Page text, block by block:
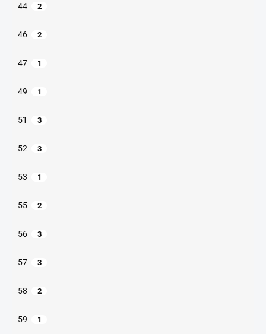
44 2
46 2
47 1
49 1
51 3
52 3
53 1
55 2
56 3
57 3
58 2
59 1